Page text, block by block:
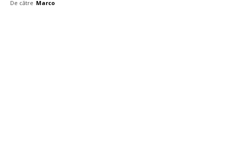
De către Marco